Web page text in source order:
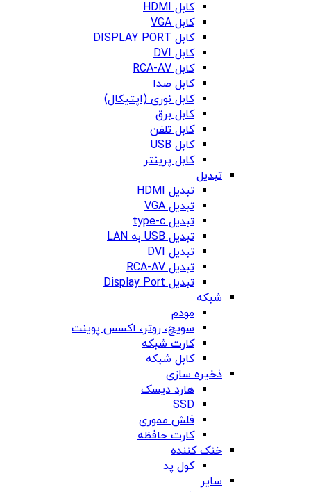
کابل HDMI
کابل VGA
کابل DISPLAY PORT
کابل DVI
کابل RCA-AV
کابل صدا
کابل نوری (اپتیکال)
کابل برق
کابل تلفن
کابل USB
کابل پرینتر
تبدیل
تبدیل HDMI
تبدیل VGA
تبدیل type-c
تبدیل USB به LAN
تبدیل DVI
تبدیل RCA-AV
تبدیل Display Port
شبکه
مودم
سویچ، روتر، اکسس پوینت
کارت شبکه
کابل شبکه
ذخیره سازی
هارد دیسک
SSD
فلش مموری
کارت حافظه
خنک کننده
کول پد
سایر